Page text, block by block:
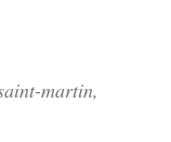
martin,